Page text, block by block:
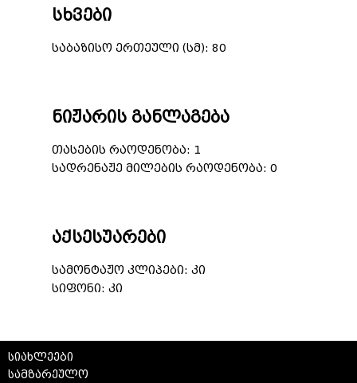
სხვები
საბაზისო ერთეული (სმ): 80
ნიჟარის განლაგება
თასების რაოდენობა: 1
სადრენაჟე მილების რაოდენობა: 0
აქსესუარები
სამონტაჟო კლიპები: კი
სიფონი: კი
სიახლეები
სამზარეულო